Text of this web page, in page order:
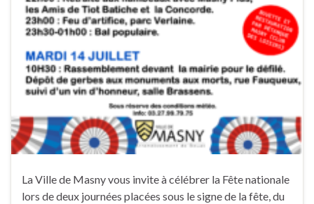
La Ville de Masny vous invite à célébrer la Fête nationale
lors de deux journées placées sous le signe de la fête, du